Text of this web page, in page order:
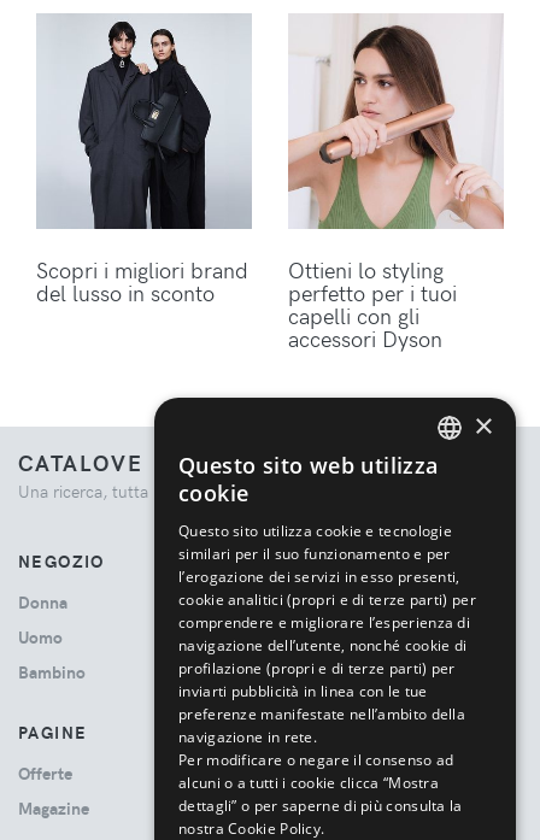
Scopri i migliori brand
del lusso in sconto
Ottieni lo styling
perfetto per i tuoi
capelli con gli
accessori Dyson
CATALOVE
Una ricerca, tutta la moda.
NEGOZIO
Donna
Uomo
Bambino
PAGINE
Offerte
Magazine
×
Questo sito web utilizza
cookie
Questo sito utilizza cookie e tecnologie
similari per il suo funzionamento e per
l’erogazione dei servizi in esso presenti,
cookie analitici (propri e di terze parti) per
comprendere e migliorare l’esperienza di
navigazione dell’utente, nonché cookie di
profilazione (propri e di terze parti) per
inviarti pubblicità in linea con le tue
preferenze manifestate nell’ambito della
navigazione in rete.
Per modificare o negare il consenso ad
alcuni o a tutti i cookie clicca “Mostra
dettagli” o per saperne di più consulta la
nostra Cookie Policy.